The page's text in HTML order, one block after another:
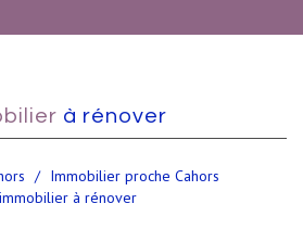
à rénover
Immobilier proche Cahors
à rénover